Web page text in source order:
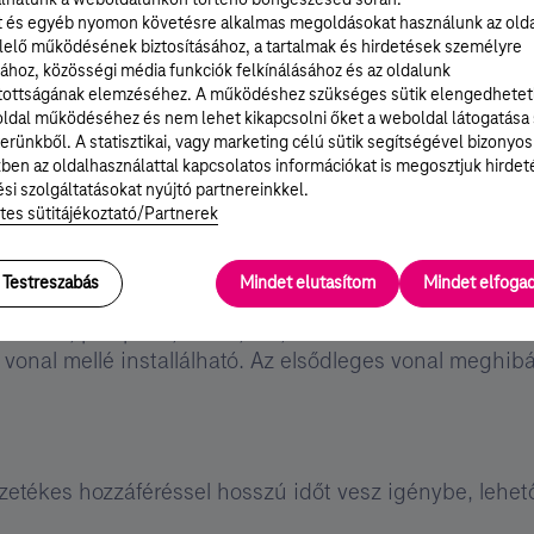
nyílik különböző típusú forgalmak
QoS opció lényege, hogy a végpontokon
A szolgáltatás igénybevételével biztosítható,
a nagyobb rendelkezésre állás elérése
pl: optika, mikro, réz, ADSL és 4G mobil
mellé installálható. Az elsődleges vonal
hozzáféréssel hosszú időt vesz igénybe,
és egyéb nyomon követésre alkalmas megoldásokat használunk az
működésének biztosításához, a tartalmak és hirdetések személyre
közösségi média funkciók felkínálásához és az oldalunk
elemzéséhez. A működéshez szükséges sütik
működéséhez és nem lehet kikapcsolni őket a weboldal látogatása
A statisztikai, vagy marketing célú sütik segítségével bizonyos
az oldalhasználattal kapcsolatos információkat is megosztjuk
szolgáltatásokat nyújtó partnereinkkel.
sütitájékoztató/Partnerek
Testreszabás Mindet elutasítom Mindet